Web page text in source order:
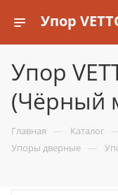
Упор
(Чёрный
Главная — Каталог
Упоры дверные —